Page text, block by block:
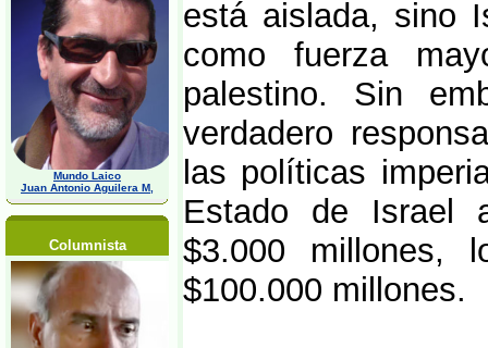
Mundo Laico
Juan Antonio Aguilera M,
Columnista
está aislada, sino
como fuerza
palestino. Sin
verdadero
las políticas
Estado de Israel
$3.000
$100.000 millones.